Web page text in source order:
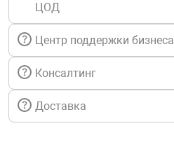
техника
автомобили
информации
ЦОД
Центр поддержки бизнеса
Консалтинг
Доставка